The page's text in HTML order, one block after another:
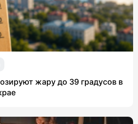
жару до 39 градусов в